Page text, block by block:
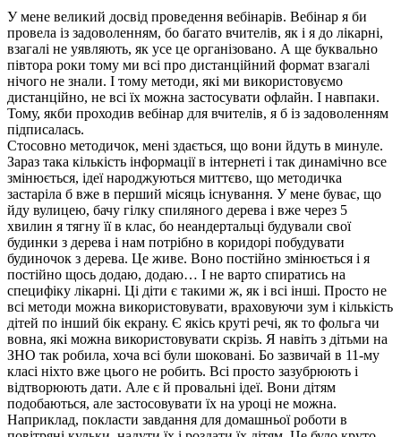
У мене великий досвід проведення вебінарів. Вебінар я би
провела із задоволенням, бо багато вчителів, як і я до лікарні,
взагалі не уявляють, як усе це організовано. А ще буквально
півтора роки тому ми всі про дистанційний формат взагалі
нічого не знали. І тому методи, які ми використовуємо
дистанційно, не всі їх можна застосувати офлайн. І навпаки.
Тому, якби проходив вебінар для вчителів, я б із задоволенням
підписалась.
Стосовно методичок, мені здається, що вони йдуть в минуле.
Зараз така кількість інформації в інтернеті і так динамічно все
змінюється, ідеї народжуються миттєво, що методичка
застаріла б вже в перший місяць існування. У мене буває, що
йду вулицею, бачу гілку спиляного дерева і вже через 5
хвилин я тягну її в клас, бо неандертальці будували свої
будинки з дерева і нам потрібно в коридорі побудувати
будиночок з дерева. Це живе. Воно постійно змінюється і я
постійно щось додаю, додаю… І не варто спиратись на
специфіку лікарні. Ці діти є такими ж, як і всі інші. Просто не
всі методи можна використовувати, враховуючи зум і кількість
дітей по інший бік екрану. Є якісь круті речі, як то фольга чи
вовна, які можна використовувати скрізь. Я навіть з дітьми на
ЗНО так робила, хоча всі були шоковані. Бо зазвичай в 11-му
класі ніхто вже цього не робить. Всі просто зазубрюють і
відтворюють дати. Але є й провальні ідеї. Вони дітям
подобаються, але застосовувати їх на уроці не можна.
Наприклад, покласти завдання для домашньої роботи в